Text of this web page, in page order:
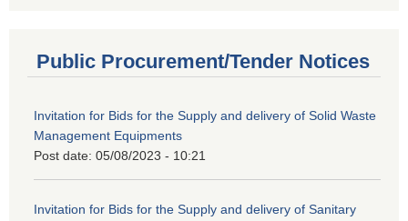
Public Procurement/Tender Notices
Invitation for Bids for the Supply and delivery of Solid Waste
Management Equipments
Post date: 05/08/2023 - 10:21
Invitation for Bids for the Supply and delivery of Sanitary